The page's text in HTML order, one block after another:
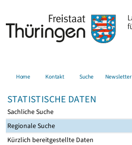
Home Kontakt Suche Newsletter
STATISTISCHE DATEN
Sachliche Suche
Regionale Suche
Kürzlich bereitgestellte Daten